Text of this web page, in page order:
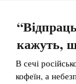
кажуть,
В сечі
кофеїн, а